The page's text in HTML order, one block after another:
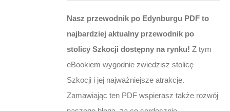
39,90 zł.34,90 zł.
Nasz przewodnik po Edynburgu PDF to
najbardziej aktualny przewodnik po
stolicy Szkocji dostępny na rynku! Z tym
eBookiem wygodnie zwiedzisz stolicę
Szkocji i jej najważniejsze atrakcje.
Zamawiając ten PDF wspierasz także rozwój